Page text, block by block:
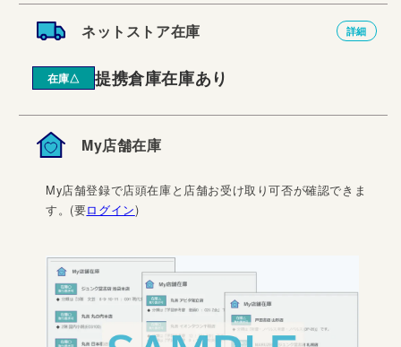
ネットストア在庫 詳細
在庫△ 提携倉庫在庫あり
My店舗在庫
My店舗登録で店頭在庫と店舗お受け取り可否が確認できま
す。(要ログイン)